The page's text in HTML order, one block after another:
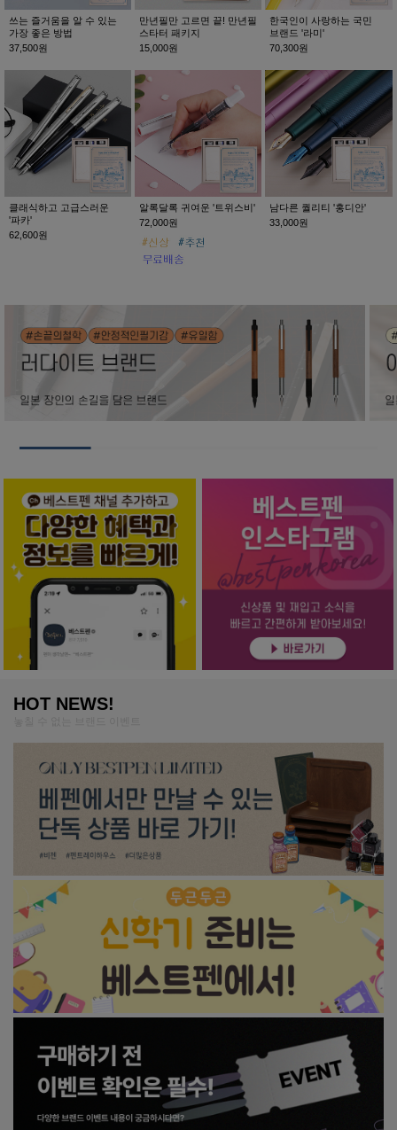
쓰는 즐거움을 알 수 있는
가장 좋은 방법
37,500원
만년필만 고르면 끝! 만년필
스타터 패키지
15,000원
한국인이 사랑하는 국민
브랜드 '라미'
70,300원
클래식하고 고급스러운
'파카'
62,600원
알록달록 귀여운 '트위스비'
72,000원
남다른 퀄리티 '홍디안'
33,000원
HOT NEWS!